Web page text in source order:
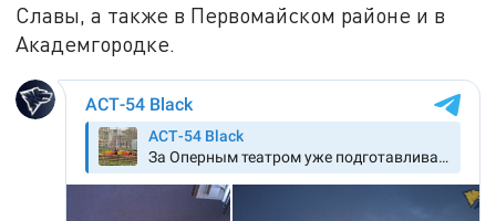
Славы, а также в Первомайском районе и в
Академгородке.